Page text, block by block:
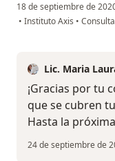
18 de septiembre de
• Instituto Axis •
Lic. Maria
¡Gracias por tu
que se cubren
Hasta la
24 de septiembre de